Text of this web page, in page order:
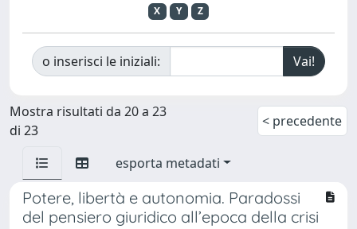
X
Y Z
o inserisci le iniziali:
Mostra risultati da 20 a 23
di 23
< precedente
esporta metadati
Potere, libertà e autonomia. Paradossi
del pensiero giuridico all’epoca della crisi